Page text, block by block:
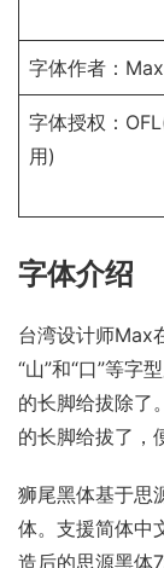
字体作者：
字体授权： OFL
用)
字体介绍
台湾设计师Max
“山”和“口”等字
的长脚给拔除了
的长脚给拔了，
狮尾黑体基于思
体。支援简体中
造后的思源黑体